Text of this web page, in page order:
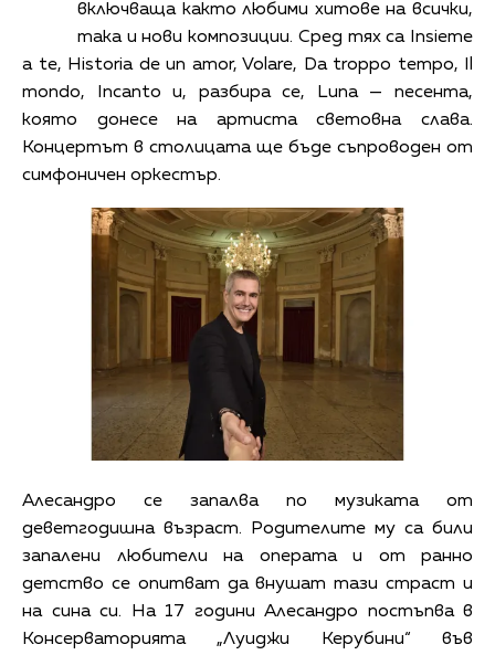
включваща както любими хитове на всички,
така и нови композиции. Сред тях са Insieme
a te, Historia de un amor, Volare, Da troppo tempo, Il
mondo, Incanto и, разбира се, Luna — песента,
която донесе на артиста световна слава.
Концертът в столицата ще бъде съпроводен от
симфоничен оркестър.
Алесандро се запалва по музиката от
деветгодишна възраст. Родителите му са били
запалени любители на операта и от ранно
детство се опитват да внушат тази страст и
на сина си. На 17 години Алесандро постъпва в
Консерваторията „Луиджи Керубини“ във